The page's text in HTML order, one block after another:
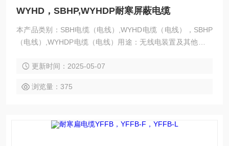
WYHD，SBHP,WYHDP耐寒屏蔽电缆
本产品类别：SBH电缆（电线）,WYHD电缆（电线），SBHP
（电线）,WYHDP电缆（电线）用途：无线电装置及其他场合
野外用耐寒屏蔽电缆-WYHDP电缆，WYHD24*1.5电缆,WYHP
0V及以下的野外环境中。使用在野外耐一定的摩擦，其中使用
温度为-40℃~+50℃，相对湿度为25±3%。电缆线芯的长期允
更新时间：2025-05-07
浏览量：375